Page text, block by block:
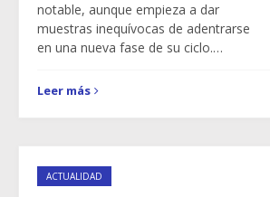
notable, aunque empieza a dar
muestras inequívocas de adentrarse
en una nueva fase de su ciclo.…
Leer más
ACTUALIDAD